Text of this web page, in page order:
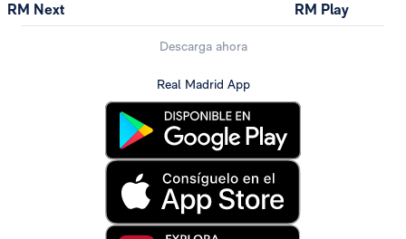
RM Next RM Play
Descarga ahora
Real Madrid App